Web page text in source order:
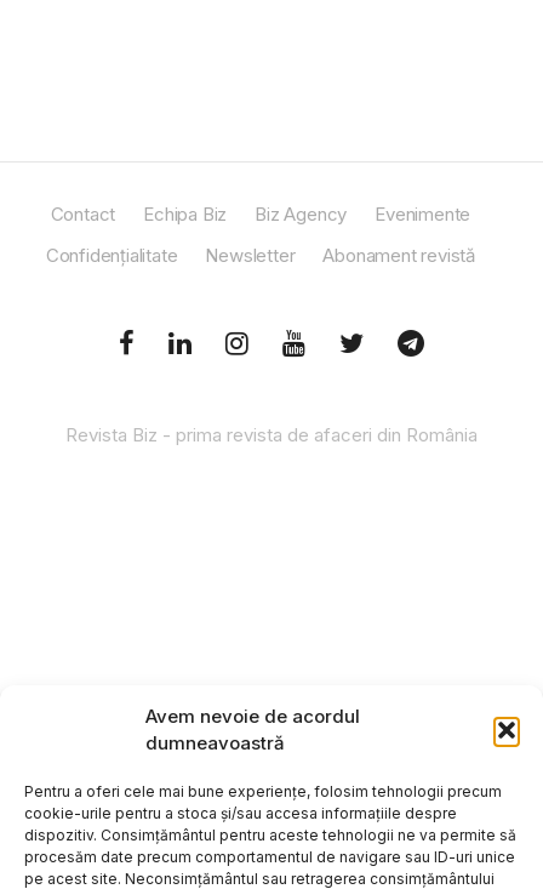
Avem nevoie de acordul
dumneavoastră
Pentru a oferi cele mai bune experiențe, folosim tehnologii precum
cookie-urile pentru a stoca și/sau accesa informațiile despre
dispozitiv. Consimțământul pentru aceste tehnologii ne va permite să
procesăm date precum comportamentul de navigare sau ID-uri unice
pe acest site. Neconsimțământul sau retragerea consimțământului
Contact Echipa Biz Biz Agency
Evenimente
Confidențialitate
Newsletter Abonament revistă
Revista Biz - prima revista de afaceri din România